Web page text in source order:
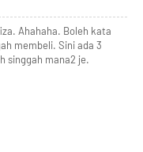
Ahahaha. Boleh kata
membeli. Sini ada 3
singgah mana2 je.